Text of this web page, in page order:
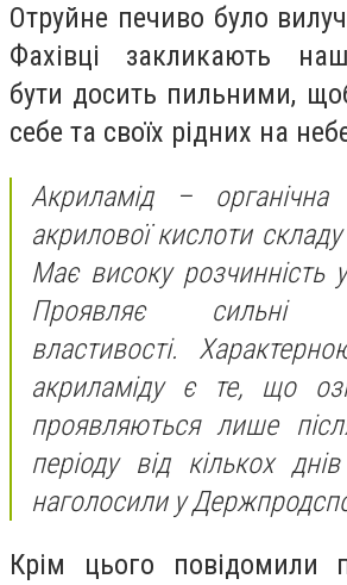
Отруйне печиво було
Фахівці закликають
бути досить пильними,
себе та своїх рідних на
Акриламід – органічна
акрилової кислоти
Має високу розчинність
Проявляє сильні
властивості.
акриламіду є те, що
проявляються лише
періоду від кількох
наголосили у
Крім цього повідомили